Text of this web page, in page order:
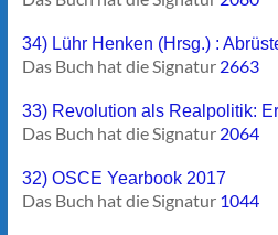
34) Lühr Henken (Hrsg.) :
Das Buch hat die Signatur 2663
33) Revolution als Realpolitik:
Das Buch hat die Signatur 2064
32) OSCE Yearbook 2017
Das Buch hat die Signatur 1044